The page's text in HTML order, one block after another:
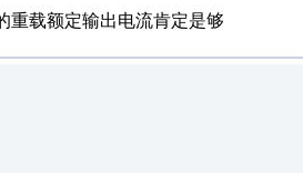
重载额定输出电流肯定是够